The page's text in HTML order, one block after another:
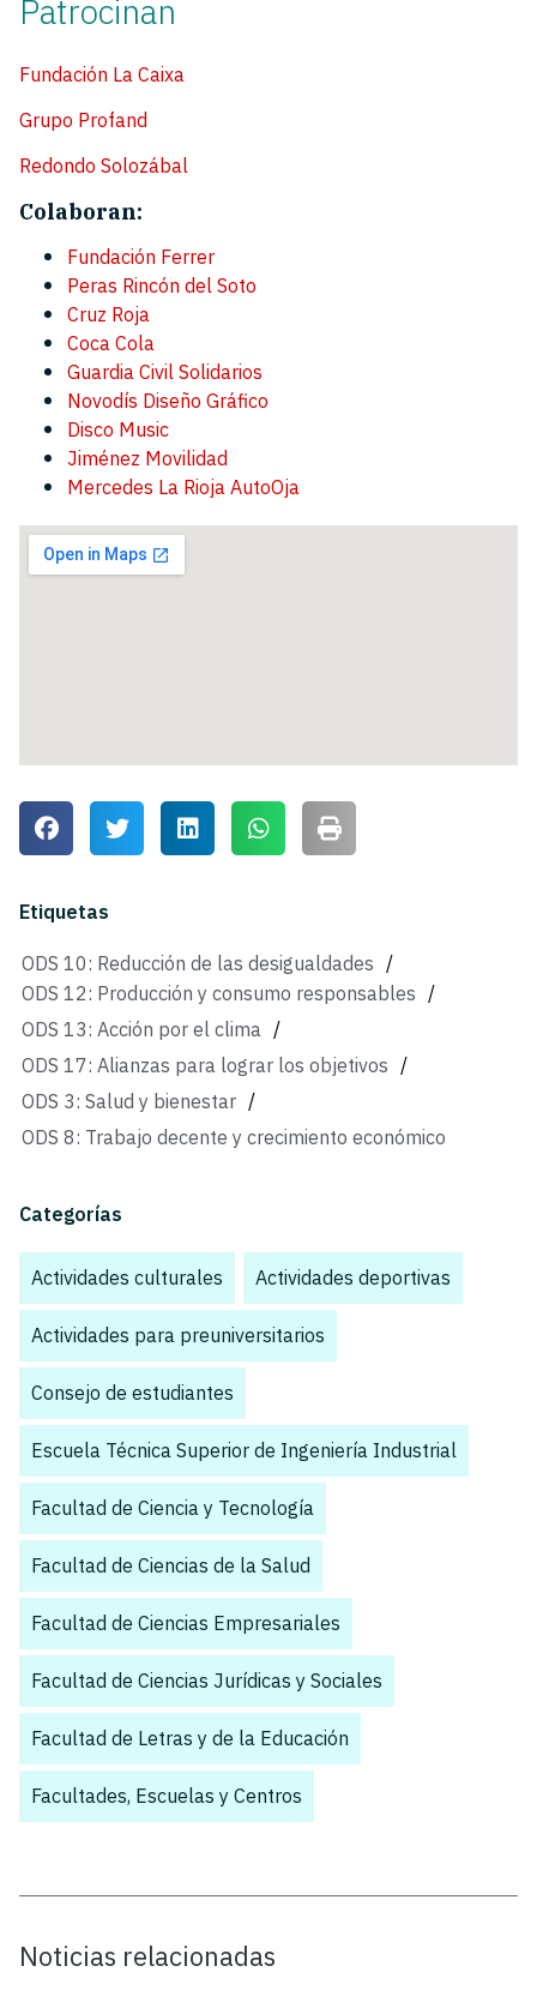
Patrocinan
Fundación La Caixa
Grupo Profand
Redondo Solozábal
Colaboran:
Fundación Ferrer
Peras Rincón del Soto
Cruz Roja
Coca Cola
Guardia Civil Solidarios
Novodís Diseño Gráfico
Disco Music
Jiménez Movilidad
Mercedes La Rioja AutoOja
Etiquetas
ODS 10: Reducción de las desigualdades /
ODS 12: Producción y consumo responsables /
ODS 13: Acción por el clima /
ODS 17: Alianzas para lograr los objetivos /
ODS 3: Salud y bienestar /
ODS 8: Trabajo decente y crecimiento económico
Categorías
Actividades culturales Actividades deportivas
Actividades para preuniversitarios
Consejo de estudiantes
Escuela Técnica Superior de Ingeniería Industrial
Facultad de Ciencia y Tecnología
Facultad de Ciencias de la Salud
Facultad de Ciencias Empresariales
Facultad de Ciencias Jurídicas y Sociales
Facultad de Letras y de la Educación
Facultades, Escuelas y Centros
Noticias relacionadas